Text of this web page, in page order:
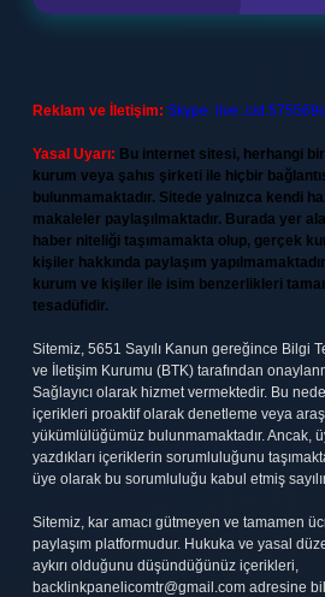
Reklam ve İletişim: Skype:
Yasal Uyarı: Bu internet sitesi, herhangi
kurum veya şahıs şirketi ile hiçbir
bulunmamaktadır. Sitede yalnızca kendi
makaleler paylaşılmaktadır. Burada yer
haber niteliği taşımamakta olup, gerçek
kişiler hakkında paylaşım
kurum ve kişiler ile isim benzerlikleri
tesadüfidir.
Sitemiz, 5651 Sayılı Kanun gereğince Bilgi
ve İletişim Kurumu (BTK) tarafından
Sağlayıcı olarak hizmet vermektedir. Bu
içerikleri proaktif olarak denetleme veya
yükümlülüğümüz bulunmamaktadır. Ancak,
yazdıkları içeriklerin sorumluluğunu
üye olarak bu sorumluluğu kabul etmiş
Sitemiz, kar amacı gütmeyen ve tamamen
paylaşım platformudur. Hukuka ve yasal
aykırı olduğunu düşündüğünüz içerikleri,
backlinkpanelicomtr@gmail.comadresine